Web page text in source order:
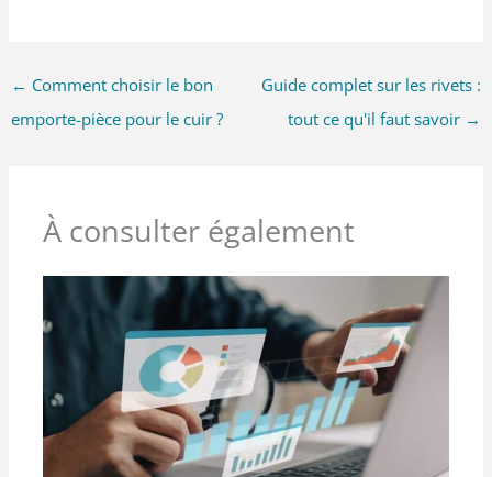
← Comment choisir le bon
emporte-pièce pour le cuir ?
Guide complet sur les rivets :
tout ce qu'il faut savoir →
À consulter également